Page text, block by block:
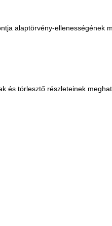
alaptörvény-ellenességének
és törlesztő részleteinek